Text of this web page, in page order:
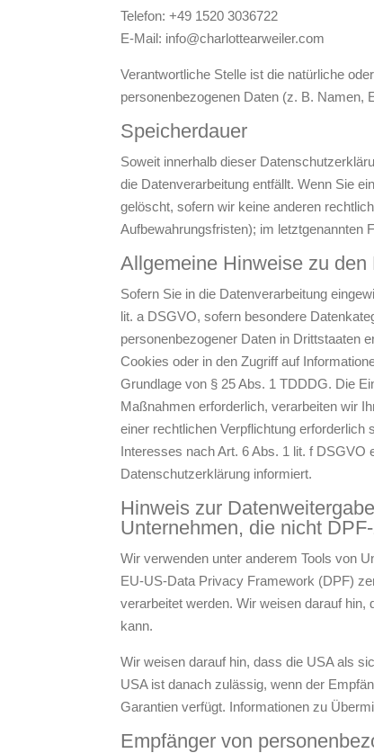
Telefon: +49 1520 3036722
E-Mail: info@charlottearweiler.com
Verantwortliche Stelle ist die natürliche
personenbezogenen Daten (z. B. Namen,
Speicherdauer
Soweit innerhalb dieser
die Datenverarbeitung entfällt. Wenn Sie
gelöscht, sofern wir keine anderen
Aufbewahrungsfristen); im letztgenannten
Allgemeine Hinweise zu
Sofern Sie in die Datenverarbeitung
lit. a DSGVO, sofern besondere
personenbezogener Daten in Drittstaaten
Cookies oder in den Zugriff auf
Grundlage von § 25 Abs. 1 TDDDG. Die
Maßnahmen erforderlich, verarbeiten wir
einer rechtlichen Verpflichtung
Interesses nach Art. 6 Abs. 1 lit. f DSGVO
Datenschutzerklärung informiert.
Hinweis zur
Unternehmen, die nicht
Wir verwenden unter anderem Tools von
EU-US-Data Privacy Framework (DPF)
verarbeitet werden. Wir weisen darauf
kann.
Wir weisen darauf hin, dass die USA als
USA ist danach zulässig, wenn der
Garantien verfügt. Informationen zu
Empfänger von